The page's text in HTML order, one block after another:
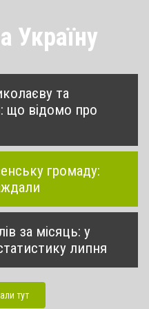
Україну
та
що відомо про
громаду:
за місяць: у
липня
тут